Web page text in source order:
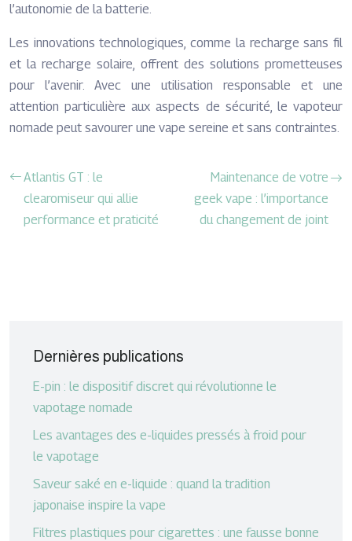
l’autonomie de la batterie.
Les innovations technologiques, comme la recharge sans fil
et la recharge solaire, offrent des solutions prometteuses
pour l’avenir. Avec une utilisation responsable et une
attention particulière aux aspects de sécurité, le vapoteur
nomade peut savourer une vape sereine et sans contraintes.
Atlantis GT : le
clearomiseur qui allie
performance et praticité
Maintenance de votre
geek vape : l’importance
du changement de joint
Dernières publications
E-pin : le dispositif discret qui révolutionne le
vapotage nomade
Les avantages des e-liquides pressés à froid pour
le vapotage
Saveur saké en e-liquide : quand la tradition
japonaise inspire la vape
Filtres plastiques pour cigarettes : une fausse bonne